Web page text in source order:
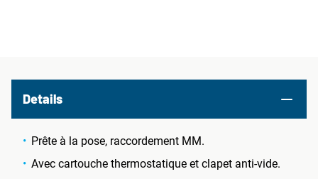
Details
Prête à la pose, raccordement MM.
Avec cartouche thermostatique et clapet anti-vide.